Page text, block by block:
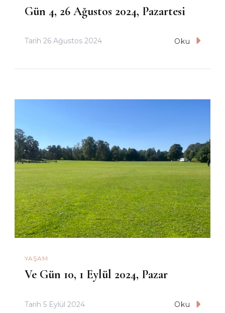
Gün 4, 26 Ağustos 2024, Pazartesi
Tarih 26 Ağustos 2024 Oku
YAŞAM
Ve Gün 10, 1 Eylül 2024, Pazar
Tarih 5 Eylül 2024 Oku